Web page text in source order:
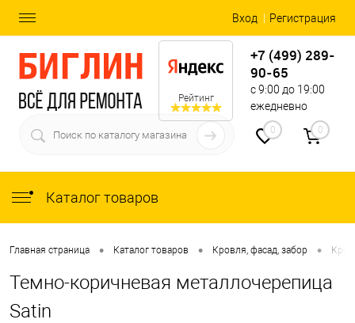
Вход Регистрация
Рейтинг
+7 (499) 289-
90-65
с 9:00 до 19:00
ежедневно
0 0
Каталог товаров
Главная страница • Каталог товаров • Кровля, фасад, забор •
Темно-коричневая металлочерепица
Satin